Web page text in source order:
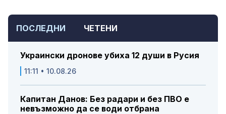
ПОСЛЕДНИ ЧЕТЕНИ
Украински дронове убиха 12 души в Русия
11:11 • 10.08.26
Капитан Данов: Без радари и без ПВО е
невъзможно да се води отбрана